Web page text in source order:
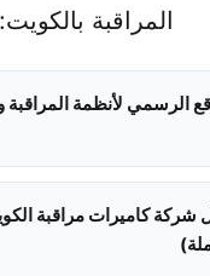
المراقبة بالكويت:
الرسمي لأنظمة المراقبة
شركة كاميرات مراقبة